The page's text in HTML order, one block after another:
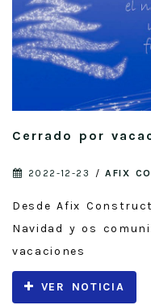
Cerrado por
2022-12-23 / AFIX
Desde Afix
Navidad y os
vacaciones
VER NOTICIA